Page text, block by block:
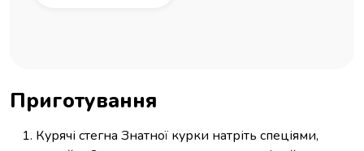
Приготування
Курячі стегна Знатної курки натріть спеціями,